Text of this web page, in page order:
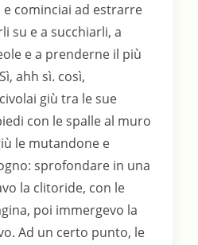
cominciai ad estrarre
su e a succhiarli, a
e a prenderne il più
ahh sì. così,
giù tra le sue
con le spalle al muro
le mutandone e
sprofondare in una
la clitoride, con le
poi immergevo la
Ad un certo punto, le